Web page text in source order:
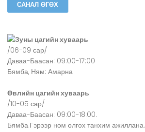
Зуны цагийн хуваарь
/06-09 сар/
Даваа-Баасан: 09:00-17:00
Бямба, Ням: Амарна
Өвлийн цагийн хуваарь
/10-05 сар/
Даваа-Баасан: 09:00-18:00.
Бямба:Гэрээр ном олгох танхим ажиллана.